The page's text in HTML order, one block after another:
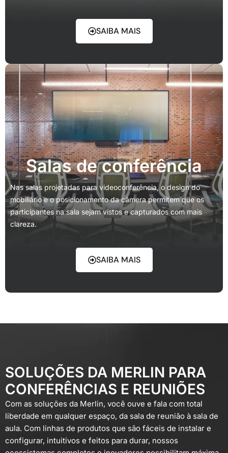
SAIBA MAIS
Salas de conferência
Nas salas projetadas para videoconferência, o design do
mobiliário e o posicionamento da câmera permitem que os
participantes na sala sejam vistos e capturados com mais
clareza.
SAIBA MAIS
SOLUÇÕES DA MERLIN PARA
CONFERÊNCIAS E REUNIÕES
Com as soluções da Merlin, você ouve e fala com total
liberdade em qualquer espaço, da sala de reunião à sala de
aula. Com linhas de produtos que são fáceis de instalar e
configurar, intuitivos e feitos para durar, nossos